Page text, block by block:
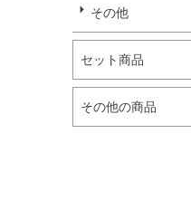
その他
セット商品
その他の商品